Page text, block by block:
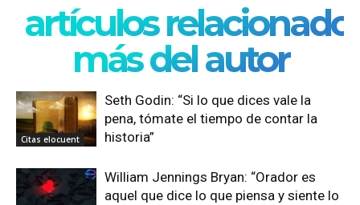
artículos
más del autor
Citas elocuent
Seth Godin: “Si lo que dices vale la
pena, tómate el tiempo de contar la
historia”
William Jennings Bryan: “Orador es
aquel que dice lo que piensa y siente lo